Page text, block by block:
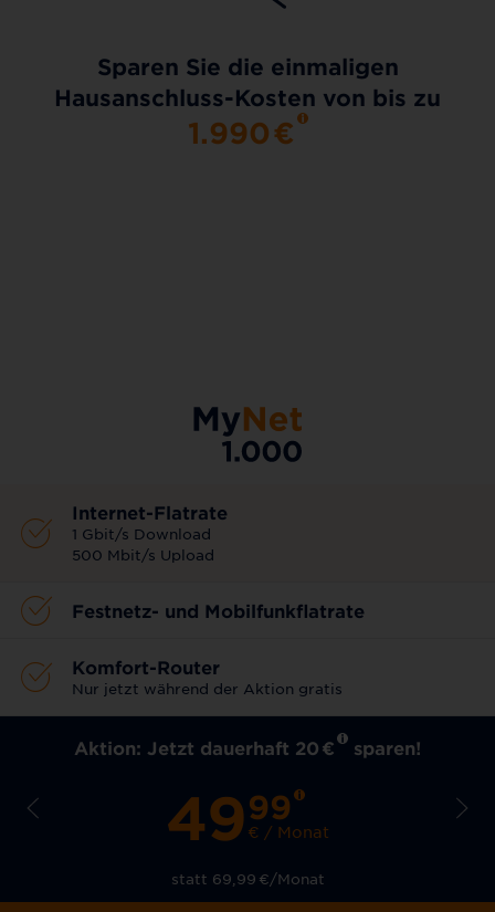
Sparen Sie die einmaligen
Hausanschluss-Kosten von bis zu
1.990€
Internet-Flatrate
1 Gbit/s Download
500 Mbit/s Upload
Festnetz- und Mobilfunkflatrate
Komfort-Router
Nur jetzt während der Aktion gratis
Aktion: Jetzt dauerhaft 20 € sparen!
4999
€ / Monat
statt 69,99 €/Monat